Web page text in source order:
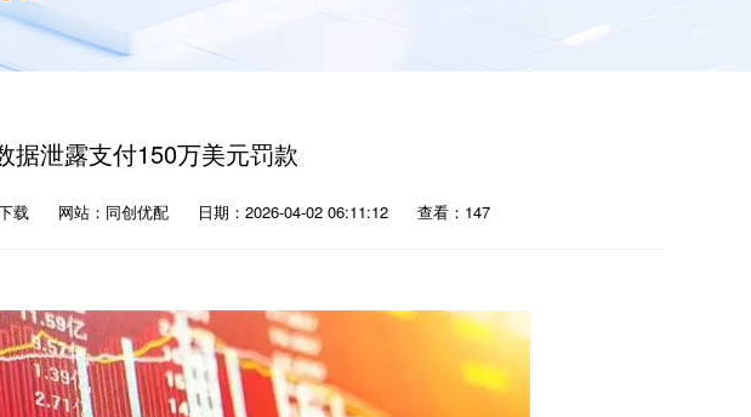
据泄露支付150万美元罚款
载 网站：同创优配 日期：2026-04-02 06:11:12 查看：147